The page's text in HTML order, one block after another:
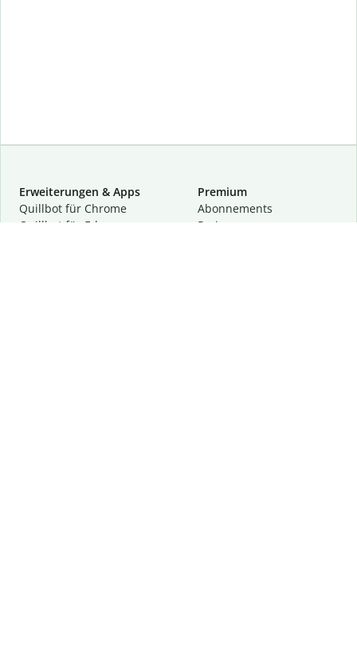
Erweiterungen & Apps
Quillbot für Chrome
Quillbot für Edge
Premium
Abon­ne­ments
Preise